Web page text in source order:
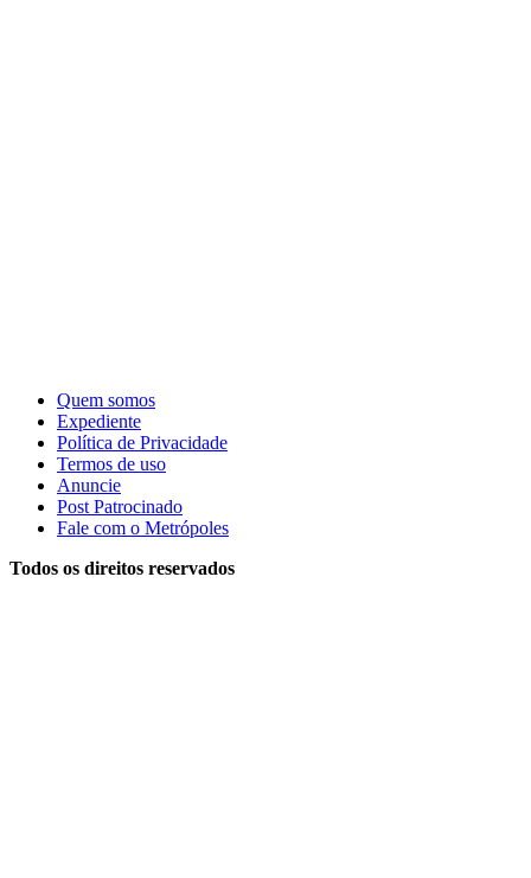
Quem somos
Expediente
Política de Privacidade
Termos de uso
Anuncie
Post Patrocinado
Fale com o Metrópoles
Todos os direitos reservados